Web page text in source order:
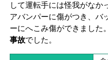
して運転手には怪我がなか
アバンパーに傷がつき、バ
ーにへこみ傷ができました。
事故でした。